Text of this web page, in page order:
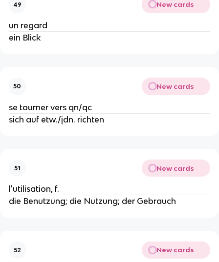
49 New cards
un regard
ein Blick
50 New cards
se tourner vers qn/qc
sich auf etw./jdn. richten
51 New cards
l'utilisation, f.
die Benutzung; die Nutzung; der Gebrauch
52 New cards